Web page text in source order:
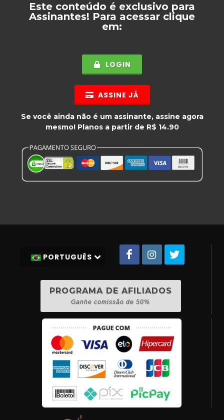
Este conteúdo é exclusivo para
Assinantes! Para acessar clique
em:
LOGIN
ASSINE JÁ
Se você ainda não é um assinante, assine agora
mesmo! Planos a partir de R$ 14.90
PORTUGUÊS
PROGRAMA DE AFILIADOS
Ganhe comissão de 50%